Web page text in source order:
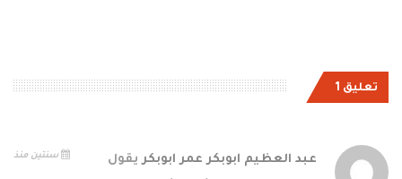
تعليق 1
عبد العظيم ابوبكر عمر ابوبكر يقول سنتين منذ